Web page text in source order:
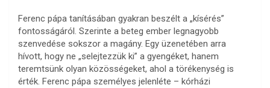
Ferenc pápa tanításában gyakran beszélt a „kísérés”
fontosságáról. Szerinte a beteg ember legnagyobb
szenvedése sokszor a magány. Egy üzenetében arra
hívott, hogy ne „selejtezzük ki” a gyengéket, hanem
teremtsünk olyan közösségeket, ahol a törékenység is
érték. Ferenc pápa személyes jelenléte – kórházi